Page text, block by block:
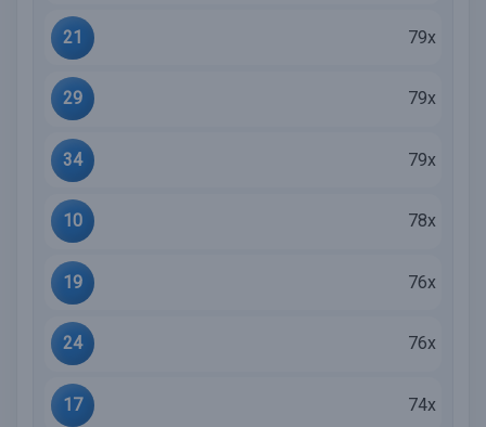
21 79x
29 79x
34 79x
10 78x
19 76x
24 76x
17 74x